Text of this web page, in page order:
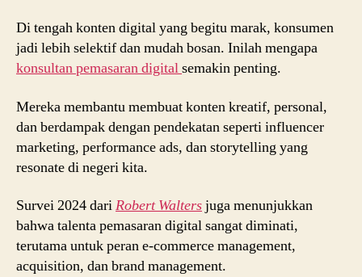
Di tengah konten digital yang begitu marak, konsumen
jadi lebih selektif dan mudah bosan. Inilah mengapa
konsultan pemasaran digitalsemakin penting.
Mereka membantu membuat konten kreatif, personal,
dan berdampak dengan pendekatan seperti influencer
marketing, performance ads, dan storytelling yang
resonate di negeri kita.
Survei 2024 dariRobert Waltersjuga menunjukkan
bahwa talenta pemasaran digital sangat diminati,
terutama untuk peran e-commerce management,
acquisition, dan brand management.